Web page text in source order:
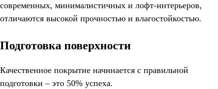
современных, минималистичных и лофт-интерьеров,
отличаются высокой прочностью и влагостойкостью.
Подготовка поверхности
Качественное покрытие начинается с правильной
подготовки – это 50% успеха.